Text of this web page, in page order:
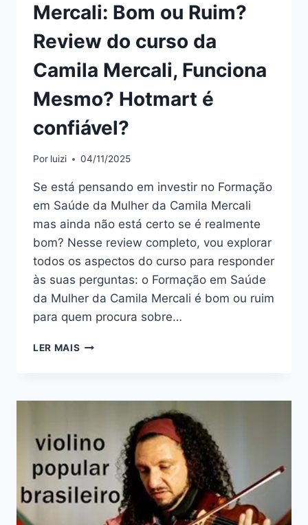
Mercali: Bom ou Ruim?
Review do curso da
Camila Mercali, Funciona
Mesmo? Hotmart é
confiável?
Por luizi 04/11/2025
Se está pensando em investir no Formação
em Saúde da Mulher da Camila Mercali
mas ainda não está certo se é realmente
bom? Nesse review completo, vou explorar
todos os aspectos do curso para responder
às suas perguntas: o Formação em Saúde
da Mulher da Camila Mercali é bom ou ruim
para quem procura sobre…
LER MAIS FORMAÇÃO
MULHER
MERCALI:
BOM
OU
RUIM?
REVIEW